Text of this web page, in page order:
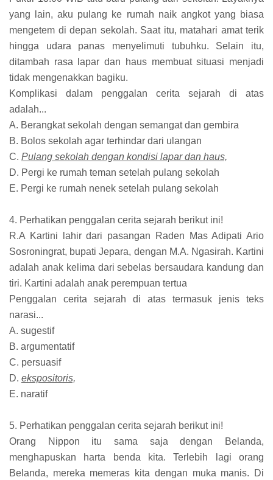
yang lain, aku pulang ke rumah naik angkot yang biasa
mengetem di depan sekolah. Saat itu, matahari amat terik
hingga udara panas menyelimuti tubuhku. Selain itu,
ditambah rasa lapar dan haus membuat situasi menjadi
tidak mengenakkan bagiku.
Komplikasi dalam penggalan cerita sejarah di atas
adalah...
A. Berangkat sekolah dengan semangat dan gembira
B. Bolos sekolah agar terhindar dari ulangan
C. Pulang sekolah dengan kondisi lapar dan haus,
D. Pergi ke rumah teman setelah pulang sekolah
E. Pergi ke rumah nenek setelah pulang sekolah
4. Perhatikan penggalan cerita sejarah berikut ini!
R.A Kartini lahir dari pasangan Raden Mas Adipati Ario
Sosroningrat, bupati Jepara, dengan M.A. Ngasirah. Kartini
adalah anak kelima dari sebelas bersaudara kandung dan
tiri. Kartini adalah anak perempuan tertua
Penggalan cerita sejarah di atas termasuk jenis teks
narasi...
A. sugestif
B. argumentatif
C. persuasif
D. ekspositoris,
E. naratif
5. Perhatikan penggalan cerita sejarah berikut ini!
Orang Nippon itu sama saja dengan Belanda,
menghapuskan harta benda kita. Terlebih lagi orang
Belanda, mereka memeras kita dengan muka manis. Di